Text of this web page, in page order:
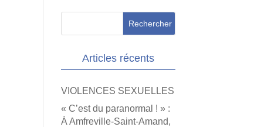
Articles récents
VIOLENCES SEXUELLES
« C’est du paranormal ! » :
À Amfreville-Saint-Amand,